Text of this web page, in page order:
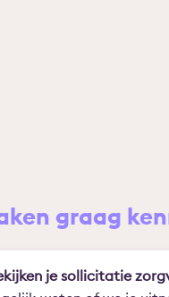
graag
je sollicitatie